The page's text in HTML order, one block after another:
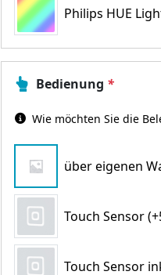
Philips HUE
Bedienung *
Wie möchten Sie die
über eigenen
Touch Sensor
Touch Sensor